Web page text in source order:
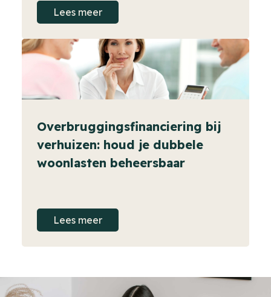
Lees meer
Overbruggingsfinanciering bij
verhuizen: houd je dubbele
woonlasten beheersbaar
Lees meer